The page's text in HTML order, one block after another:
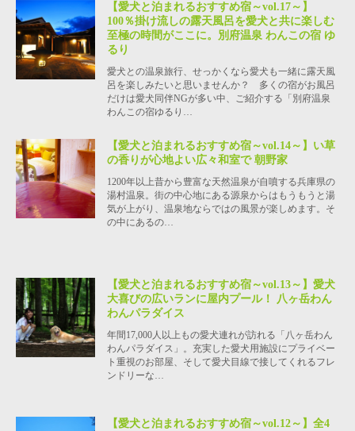
【愛犬と泊まれるおすすめ宿～vol.17～】
100％掛け流しの露天風呂を愛犬と共に楽しむ
至極の時間がここに。別府温泉 わんこの宿 ゆ
るり
愛犬との温泉旅行、せっかくなら愛犬も一緒に露天風
呂を楽しみたいと思いませんか？ 多くの宿がお風呂
だけは愛犬同伴NGが多い中、ご紹介する「別府温泉
わんこの宿ゆるり…
【愛犬と泊まれるおすすめ宿～vol.14～】い草
の香りが心地よい広々和室で 朝野家
1200年以上昔から豊富な天然温泉が自噴する兵庫県の
湯村温泉。街の中心地にある源泉からはもうもうと湯
気が上がり、温泉地ならではの風景が楽しめます。そ
の中にあるの…
【愛犬と泊まれるおすすめ宿～vol.13～】愛犬
大喜びの広いランに屋内プール！ 八ヶ岳わん
わんパラダイス
年間17,000人以上もの愛犬連れが訪れる「八ヶ岳わん
わんパラダイス」。充実した愛犬用施設にプライベー
ト重視のお部屋、そして愛犬目線で接してくれるフレ
ンドリーな…
【愛犬と泊まれるおすすめ宿～vol.12～】全4